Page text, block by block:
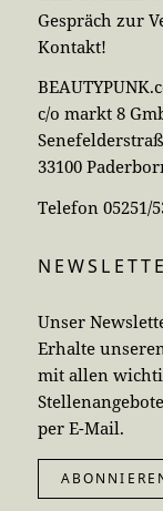
Gespräch zur
Kontakt!
c/o markt 8
33100
Telefon 05251/
Unser
Erhalte
mit allen
per E-Mail.